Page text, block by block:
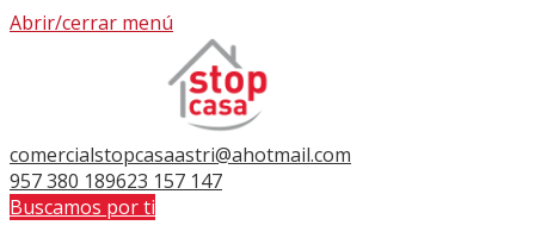
Abrir/cerrar menú
comercialstopcasaastri@ahotmail.com
957 380 189623 157 147
Buscamos por ti